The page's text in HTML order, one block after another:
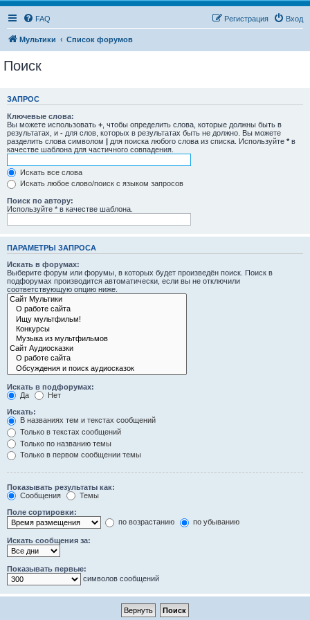
FAQ Вход
Регистрация
Мультики Список форумов
Поиск
ЗАПРОС
Ключевые слова:
Вы можете использовать + , чтобы определить слова, которые должны быть в
результатах, и - для слов, которых в результатах быть не должно. Вы можете
разделить слова символом | для поиска любого слова из списка. Используйте * в
качестве шаблона для частичного совпадения.
Искать все слова
Искать любое слово/поиск с языком запросов
Поиск по автору:
Используйте * в качестве шаблона.
ПАРАМЕТРЫ ЗАПРОСА
Искать в форумах:
Выберите форум или форумы, в которых будет произведён поиск. Поиск в
подфорумах производится автоматически, если вы не отключили
соответствующую опцию ниже.
Искать в подфорумах:
Да
Нет
Искать:
В названиях тем и текстах сообщений
Только в текстах сообщений
Только по названию темы
Только в первом сообщении темы
Показывать результаты как:
Сообщения
Темы
Поле сортировки:
по возрастанию
по убыванию
Искать сообщения за:
Показывать первые:
символов сообщений